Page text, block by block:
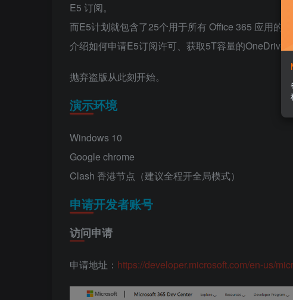
E5 订阅。
而E5计划就包含了25个用于所有 Office 365 应用的
介绍如何申请E5订阅许可、获取5T容量的OneDrive
抛弃盗版从此刻开始。
演示环境
Windows 10
Google chrome
Clash 香港节点（建议全程开全局模式）
申请开发者账号
访问申请
申请地址： https://developer.microsoft.com/en-us/